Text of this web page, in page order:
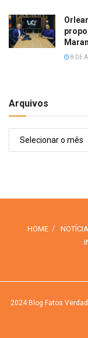
8 DE
Arquivos
HOME
2024Blog Fatos